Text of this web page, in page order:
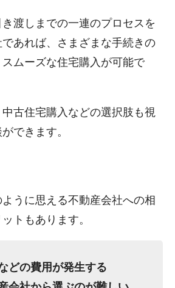
渡しまでの一連のプロセスを
あれば、さまざまな手続きの
ムーズな住宅購入が可能で
古住宅購入などの選択肢も視
できます。
うに思える不動産会社への相
トもあります。
どの費用が発生する